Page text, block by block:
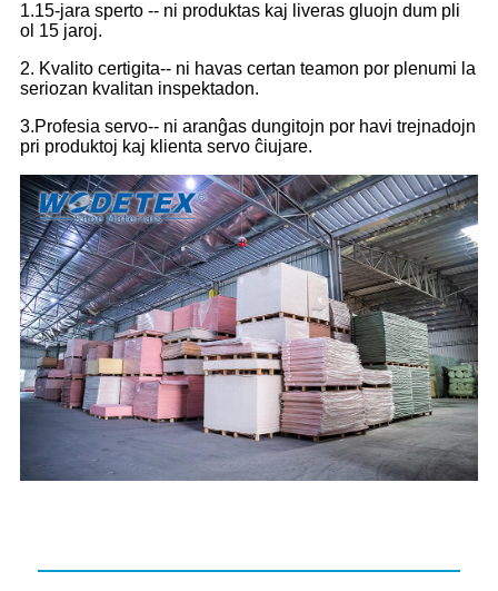
1.15-jara sperto -- ni produktas kaj liveras gluojn dum pli
ol 15 jaroj.
2. Kvalito certigita-- ni havas certan teamon por plenumi la
seriozan kvalitan inspektadon.
3.Profesia servo-- ni aranĝas dungitojn por havi trejnadojn
pri produktoj kaj klienta servo ĉiujare.